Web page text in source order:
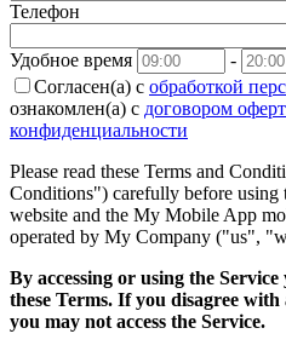
Телефон
Удобное время
-
Согласен(а) с обработкой
ознакомлен(а) с договором
конфиденциальности
Please read these Terms and
Conditions") carefully before using
website and the My Mobile App
operated by My Company ("us",
By accessing or using the
these Terms. If you disagree
you may not access the Service.